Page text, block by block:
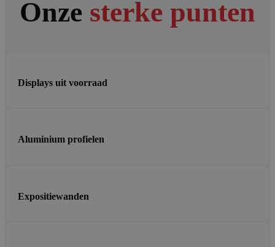
Onze sterke punten
Displays uit voorraad
Aluminium profielen
Expositiewanden